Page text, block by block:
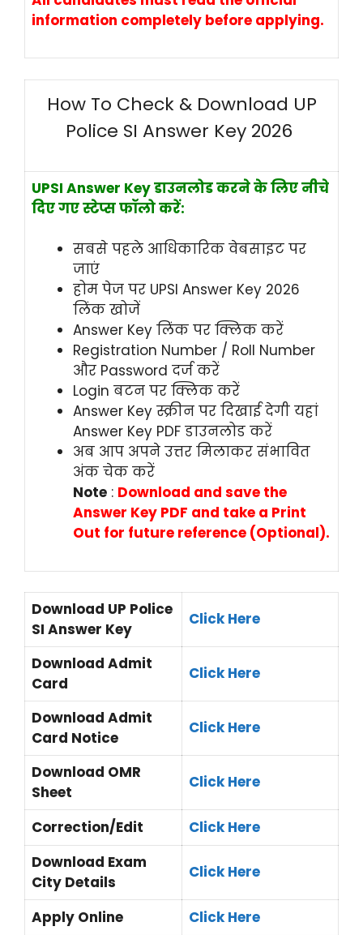
information completely before applying.
How To Check & Download UP
Police SI Answer Key 2026
UPSI Answer Key डाउनलोड करने के लिए नीचे
दिए गए स्टेप्स फॉलो करें:
सबसे पहले आधिकारिक वेबसाइट पर
जाएं
होम पेज पर UPSI Answer Key 2026
लिंक खोजें
Answer Key लिंक पर क्लिक करें
Registration Number / Roll Number
और Password दर्ज करें
Login बटन पर क्लिक करें
Answer Key स्क्रीन पर दिखाई देगी यहां
Answer Key PDF डाउनलोड करें
अब आप अपने उत्तर मिलाकर संभावित
अंक चेक करें
Note : Download and save the
Answer Key PDF and take a Print
Out for future reference (Optional).
Download UP Police
SI Answer Key
Click Here
Download Admit
Card
Click Here
Download Admit
Card Notice
Click Here
Download OMR
Sheet
Click Here
Correction/Edit
Click Here
Download Exam
City Details
Click Here
Apply Online
Click Here